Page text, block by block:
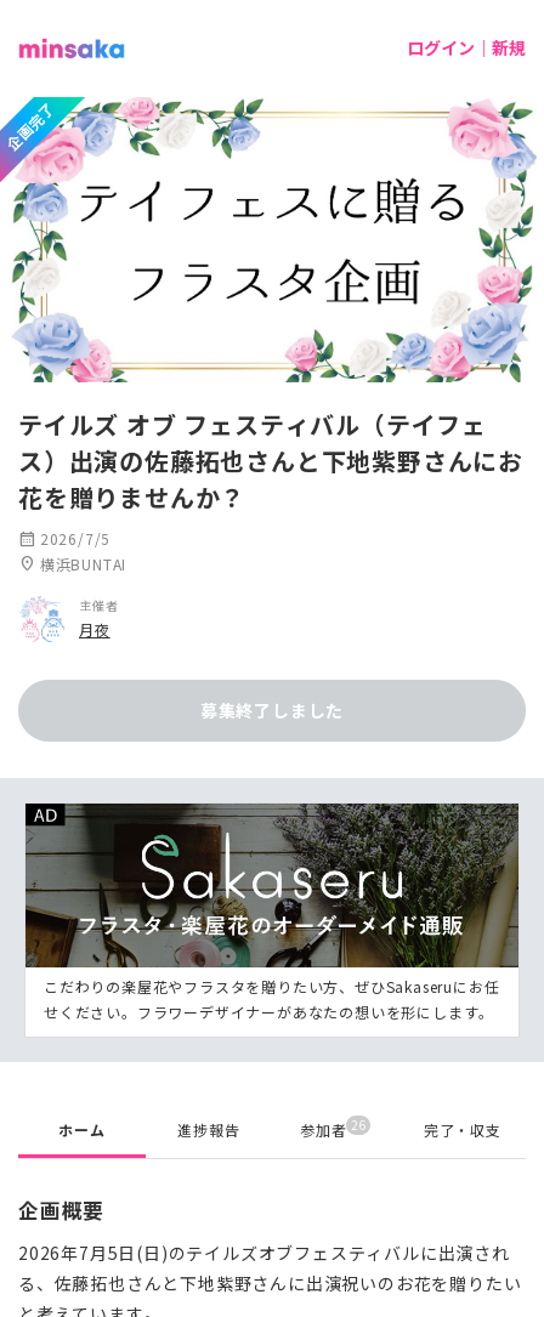
ログイン｜新規
企画完了
テイルズ オブ フェスティバル（テイフェ
ス）出演の佐藤拓也さんと下地紫野さんにお
花を贈りませんか？
calendar_month 2026/7/5
location_on 横浜BUNTAI
主催者
月夜
募集終了しました
こだわりの楽屋花やフラスタを贈りたい方、ぜひSakaseruにお任
せください。フラワーデザイナーがあなたの想いを形にします。
ホーム 進捗報告 参加者 26 完了・収支
企画概要
2026年7月5日(日)のテイルズオブフェスティバルに出演され
る、佐藤拓也さんと下地紫野さんに出演祝いのお花を贈りたい